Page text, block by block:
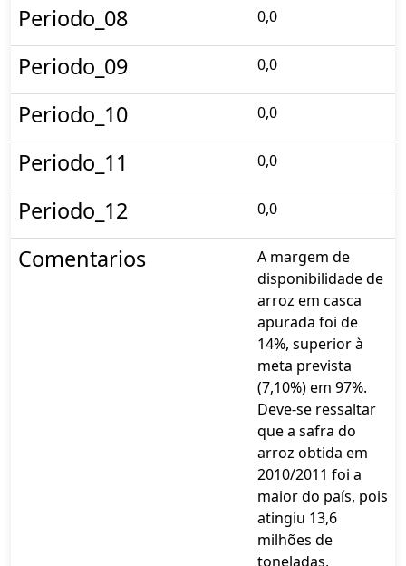
Periodo_08 0,0
Periodo_09 0,0
Periodo_10 0,0
Periodo_11 0,0
Periodo_12 0,0
Comentarios
A margem de
disponibilidade de
arroz em casca
apurada foi de
14%, superior à
meta prevista
(7,10%) em 97%.
Deve-se ressaltar
que a safra do
arroz obtida em
2010/2011 foi a
maior do país, pois
atingiu 13,6
milhões de
toneladas,